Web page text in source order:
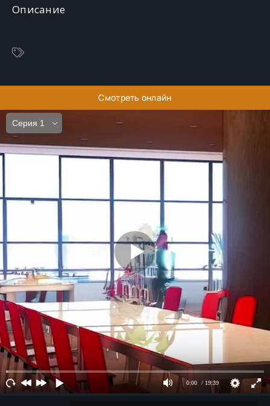
Описание
Смотреть онлайн